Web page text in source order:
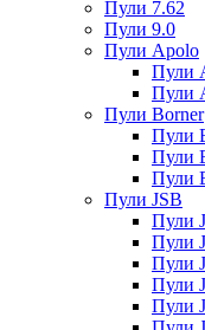
Пули 7.62
Пули 9.0
Пули Apolo
Пули
Пули
Пули Borner
Пули
Пули
Пули
Пули JSB
Пули
Пули
Пули
Пули
Пули